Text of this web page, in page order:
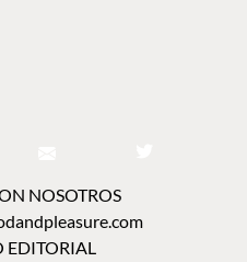
NOSOTROS
EDITORIAL